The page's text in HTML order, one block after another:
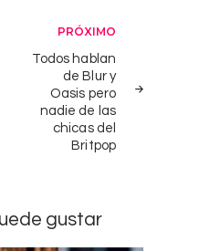
PRÓXIMO
Todos hablan
de Blur y
Oasis pero
nadie de las
chicas del
Britpop
gustar